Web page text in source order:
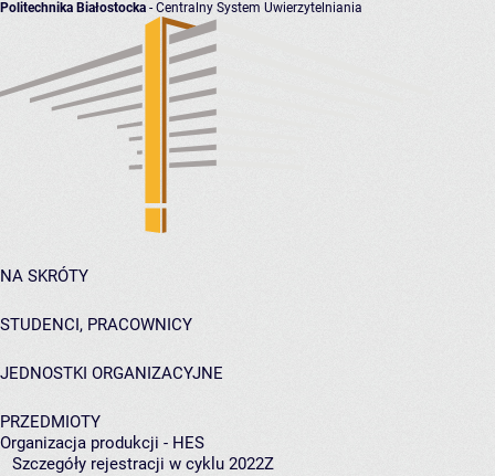
Politechnika Białostocka - Centralny System Uwierzytelniania
NA SKRÓTY
STUDENCI, PRACOWNICY
JEDNOSTKI ORGANIZACYJNE
PRZEDMIOTY
Organizacja produkcji - HES
Szczegóły rejestracji w cyklu 2022Z